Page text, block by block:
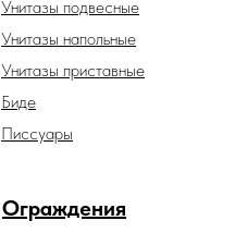
Унитазы подвесные
Унитазы напольные
Унитазы приставные
Ограждения
Биде
Писсуары